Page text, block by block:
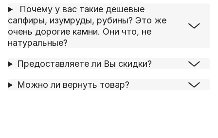
Почему у вас такие дешевые
сапфиры, изумруды, рубины? Это же
очень дорогие камни. Они что, не
натуральные?
Предоставляете ли Вы скидки?
Можно ли вернуть товар?